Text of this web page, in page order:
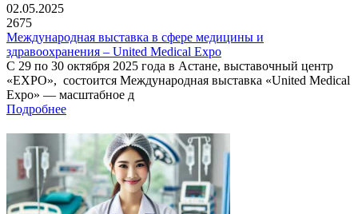
02.05.2025
2675
Международная выставка в сфере медицины и
здравоохранения – United Medical Expo
С 29 по 30 октября 2025 года в Астане, выставочный центр
«EXPO», состоится Международная выставка «United Medical
Expo» — масштабное д
Подробнее